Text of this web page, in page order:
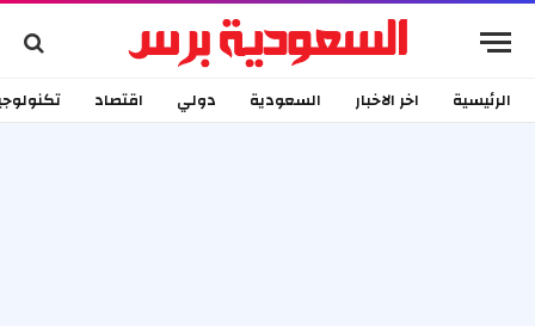
الرئيسية اخر الاخبار السعودية دولي اقتصاد